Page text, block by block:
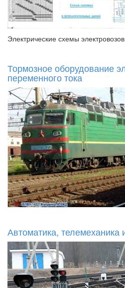
Электрические схемы
Тормозное оборудование
переменного тока
Автоматика, телемеханика